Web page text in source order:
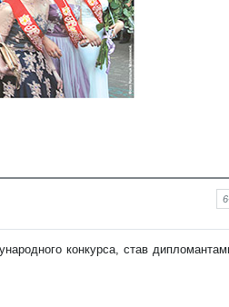
конкурса, став